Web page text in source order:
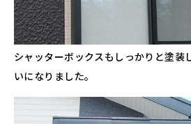
シャッターボックスもしっかりと塗装
いになりました。